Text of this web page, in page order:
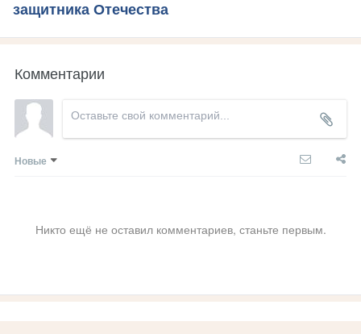
защитника Отечества
Комментарии
Новые
Никто ещё не оставил комментариев, станьте первым.